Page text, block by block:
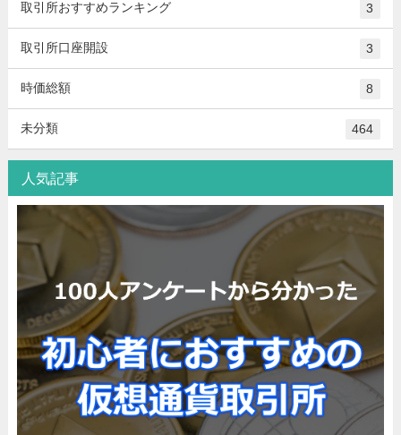
取引所おすすめランキング 3
取引所口座開設 3
時価総額 8
未分類 464
人気記事